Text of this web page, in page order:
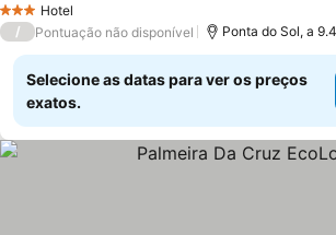
3 EstrelasHotel
/ Pontuação não disponível Ponta do Sol, a
Selecione as datas para ver os preços
exatos.